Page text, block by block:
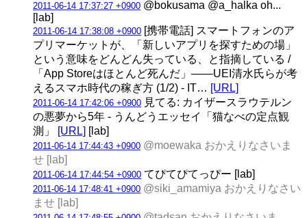
2011-06-14 17:37:27 +0900 @bokusama @a_halka oh...
[lab]
2011-06-14 17:38:08 +0900 [携帯電話] スマートフォンのア
プリマーケットが、「新しいアプリを探すための場」
という意味をどんどん失っている、と指摘している /
「App Storeはほとんど死んだ」――UEI清水氏らが考
えるスマホ時代の稼ぎ方 (1/2) - IT… [URL]
2011-06-14 17:42:06 +0900 見てる: カイザースラウテルン
の悪夢から5年 - うんどうエッセイ「猫なべの定点観
測」
[URL] [lab]
2011-06-14 17:44:43 +0900 @moewaka おかえりなさいま
せ [lab]
2011-06-14 17:44:54 +0900 てぴてぴてっぴー [lab]
2011-06-14 17:48:41 +0900 @siki_amamiya おかえりなさい
ませ [lab]